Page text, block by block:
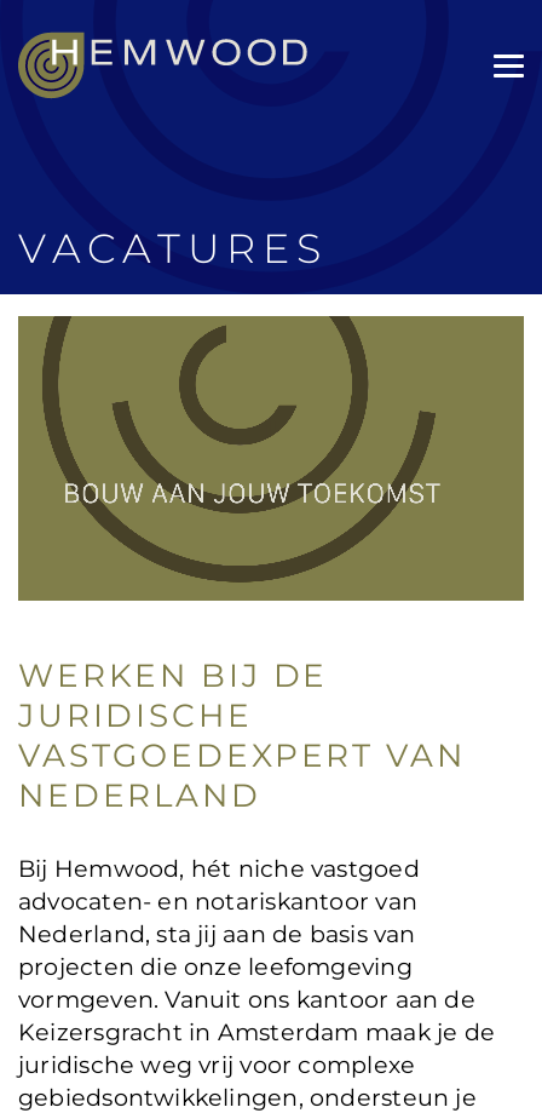
VACATURES
WERKEN BIJ DE
JURIDISCHE
VASTGOEDEXPERT VAN
NEDERLAND
Bij Hemwood, hét niche vastgoed
advocaten- en notariskantoor van
Nederland, sta jij aan de basis van
projecten die onze leefomgeving
vormgeven. Vanuit ons kantoor aan de
Keizersgracht in Amsterdam maak je de
juridische weg vrij voor complexe
gebiedsontwikkelingen, ondersteun je